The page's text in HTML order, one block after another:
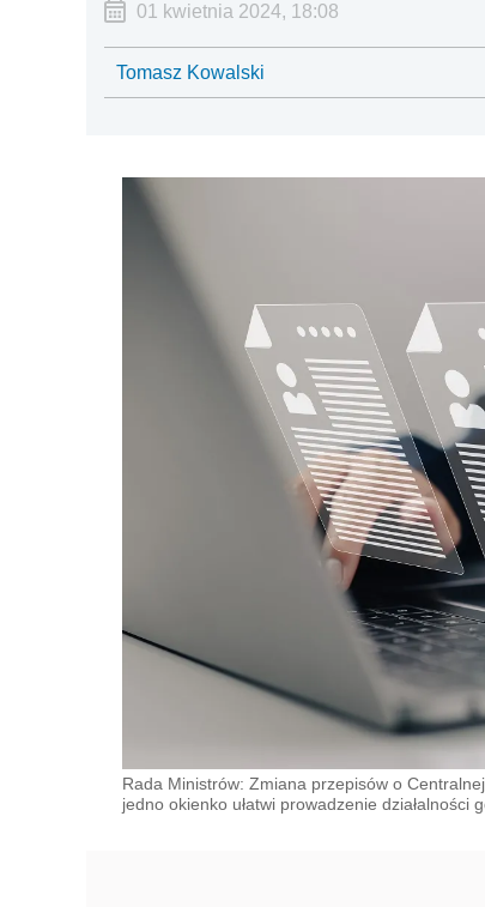
01 kwietnia 2024, 18:08
Tomasz Kowalski
Rada Ministrów: Zmiana przepisów o
jedno okienko ułatwi prowadzenie działalności